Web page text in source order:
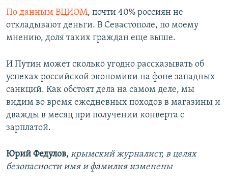
По данным ВЦИОМ, почти 40% россиян не
откладывают деньги. В Севастополе, по моему
мнению, доля таких граждан еще выше.
И Путин может сколько угодно рассказывать об
успехах российской экономики на фоне западных
санкций. Как обстоят дела на самом деле, мы
видим во время ежедневных походов в магазины и
дважды в месяц при получении конверта с
зарплатой.
Юрий Федулов, крымский журналист, в целях
безопасности имя и фамилия изменены